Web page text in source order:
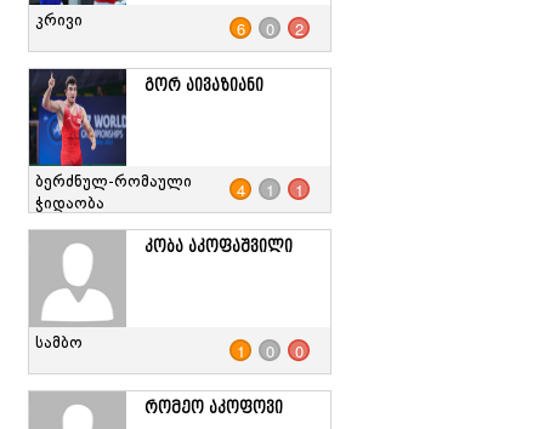
კრივი 6 0 2
გორ აივაზიანი
ბერძნულ-რომაული
ჭიდაობა
4 1 1
კობა აკოფაშვილი
სამბო 1 0 0
რომეო აკოფოვი